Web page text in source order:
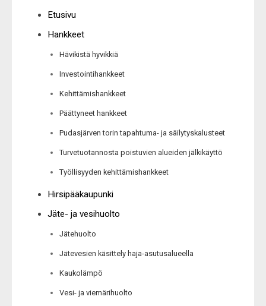
Etusivu
Hankkeet
Hävikistä hyvikkiä
Investointihankkeet
Kehittämishankkeet
Päättyneet hankkeet
Pudasjärven torin tapahtuma- ja säilytyskalusteet
Turvetuotannosta poistuvien alueiden jälkikäyttö
Työllisyyden kehittämishankkeet
Hirsipääkaupunki
Jäte- ja vesihuolto
Jätehuolto
Jätevesien käsittely haja-asutusalueella
Kaukolämpö
Vesi- ja viemärihuolto